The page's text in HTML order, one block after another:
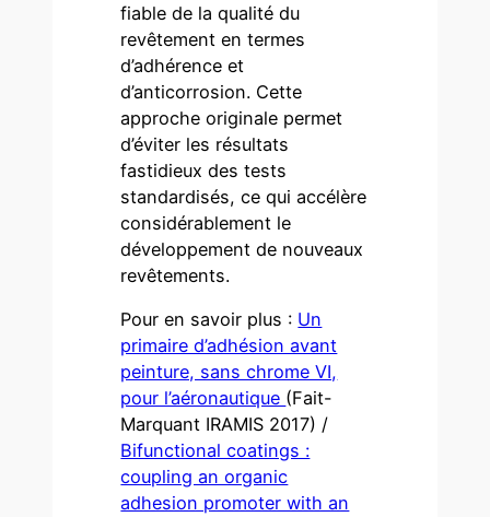
fiable de la qualité du
revêtement en termes
d’adhérence et
d’anticorrosion. Cette
approche originale permet
d’éviter les résultats
fastidieux des tests
standardisés, ce qui accélère
considérablement le
développement de nouveaux
revêtements.
Pour en savoir plus : Un
primaire d’adhésion avant
peinture, sans chrome VI,
pour l’aéronautique (Fait-
Marquant IRAMIS 2017) /
Bifunctional coatings :
coupling an organic
adhesion promoter with an